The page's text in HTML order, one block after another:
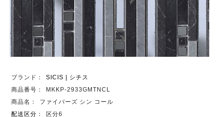
ブランド：
SICIS | シチス
商品番号：
MKKP-2933GMTNCL
商品名：
ファイバーズ シン コール
配送区分 ：
区分6